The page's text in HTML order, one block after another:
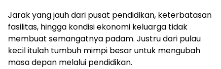
Jarak yang jauh dari pusat pendidikan, keterbatasan
fasilitas, hingga kondisi ekonomi keluarga tidak
membuat semangatnya padam. Justru dari pulau
kecil itulah tumbuh mimpi besar untuk mengubah
masa depan melalui pendidikan.